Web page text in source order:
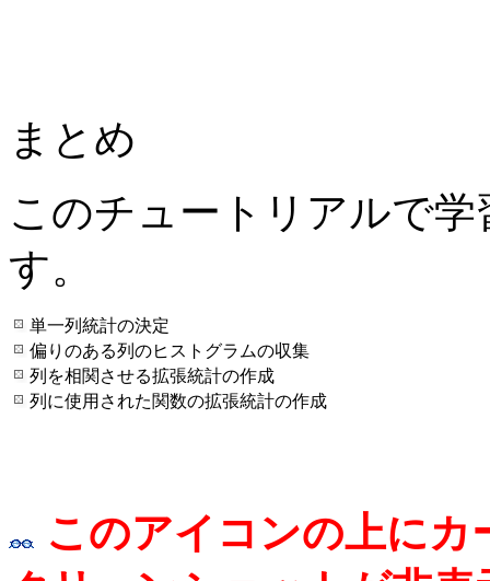
まとめ
このチュートリアルで
す。
単一列統計の決定
偏りのある列のヒストグラムの収集
列を相関させる拡張統計の作成
列に使用された関数の拡張統計の作成
このアイコンの上に